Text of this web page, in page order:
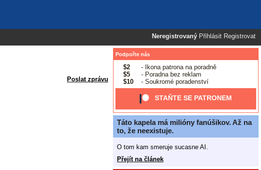
Neregistrovaný Přihlásit Registrovat
Poslat zprávu
Podpořte nás
$2
- Ikona patrona na poradně
$5
- Poradna bez reklam
$10
- Soukromé poradenství
STAŇTE SE PATRONEM
Táto kapela má milióny fanúšikov. Až na
to, že neexistuje.
O tom kam smeruje sucasne AI.
Přejít na článek